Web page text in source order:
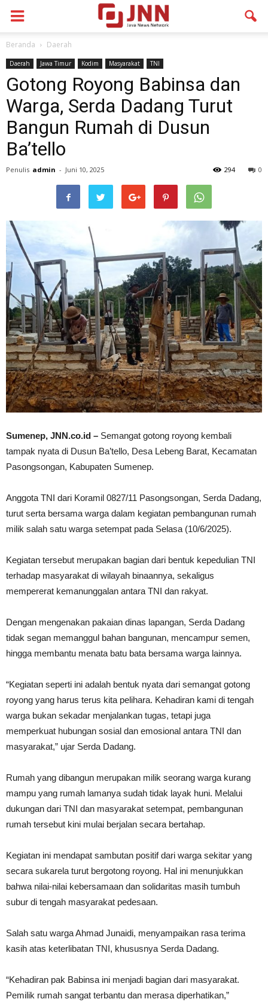
Beranda Daerah
Daerah Jawa Timur Kodim Masyarakat TNI
Gotong Royong Babinsa dan
Warga, Serda Dadang Turut
Bangun Rumah di Dusun
Ba’tello
Penulis admin - Juni 10, 2025 0
294
Sumenep, JNN.co.id – Semangat gotong royong kembali
tampak nyata di Dusun Ba’tello, Desa Lebeng Barat, Kecamatan
Pasongsongan, Kabupaten Sumenep.
Anggota TNI dari Koramil 0827/11 Pasongsongan, Serda Dadang,
turut serta bersama warga dalam kegiatan pembangunan rumah
milik salah satu warga setempat pada Selasa (10/6/2025).
Kegiatan tersebut merupakan bagian dari bentuk kepedulian TNI
terhadap masyarakat di wilayah binaannya, sekaligus
mempererat kemanunggalan antara TNI dan rakyat.
Dengan mengenakan pakaian dinas lapangan, Serda Dadang
tidak segan memanggul bahan bangunan, mencampur semen,
hingga membantu menata batu bata bersama warga lainnya.
“Kegiatan seperti ini adalah bentuk nyata dari semangat gotong
royong yang harus terus kita pelihara. Kehadiran kami di tengah
warga bukan sekadar menjalankan tugas, tetapi juga
memperkuat hubungan sosial dan emosional antara TNI dan
masyarakat,” ujar Serda Dadang.
Rumah yang dibangun merupakan milik seorang warga kurang
mampu yang rumah lamanya sudah tidak layak huni. Melalui
dukungan dari TNI dan masyarakat setempat, pembangunan
rumah tersebut kini mulai berjalan secara bertahap.
Kegiatan ini mendapat sambutan positif dari warga sekitar yang
secara sukarela turut bergotong royong. Hal ini menunjukkan
bahwa nilai-nilai kebersamaan dan solidaritas masih tumbuh
subur di tengah masyarakat pedesaan.
Salah satu warga Ahmad Junaidi, menyampaikan rasa terima
kasih atas keterlibatan TNI, khususnya Serda Dadang.
“Kehadiran pak Babinsa ini menjadi bagian dari masyarakat.
Pemilik rumah sangat terbantu dan merasa diperhatikan,”